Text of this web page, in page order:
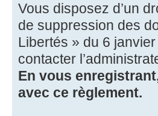
Vous disposez d’un
de suppression des
Libertés » du 6
contacter
En vous
avec ce règlement.